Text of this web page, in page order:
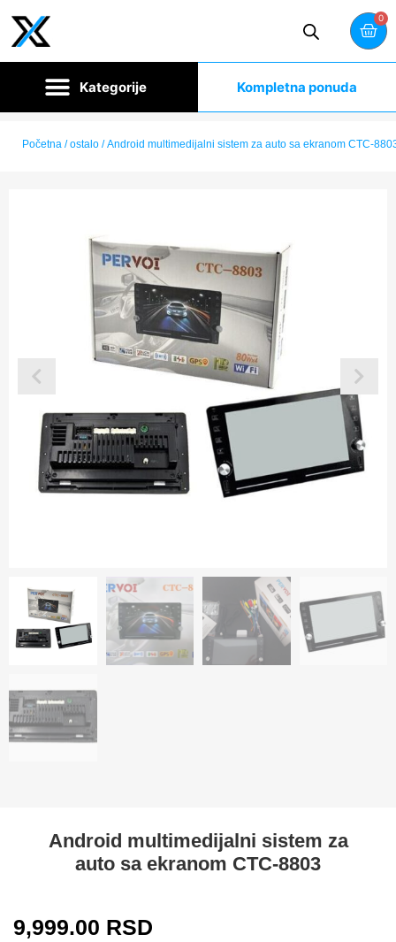
0
Kompletna ponuda
Početna /ostalo / Android multimedijalni sistem za auto sa ekranom CTC-
Android multimedijalni sistem za
auto sa ekranom CTC-8803
9,999.00 RSD